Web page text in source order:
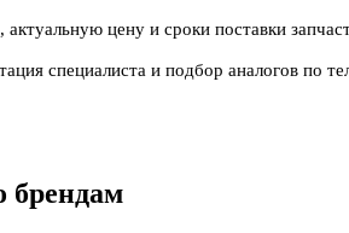
актуальную цену и сроки поставки
специалиста и подбор аналогов по
брендам